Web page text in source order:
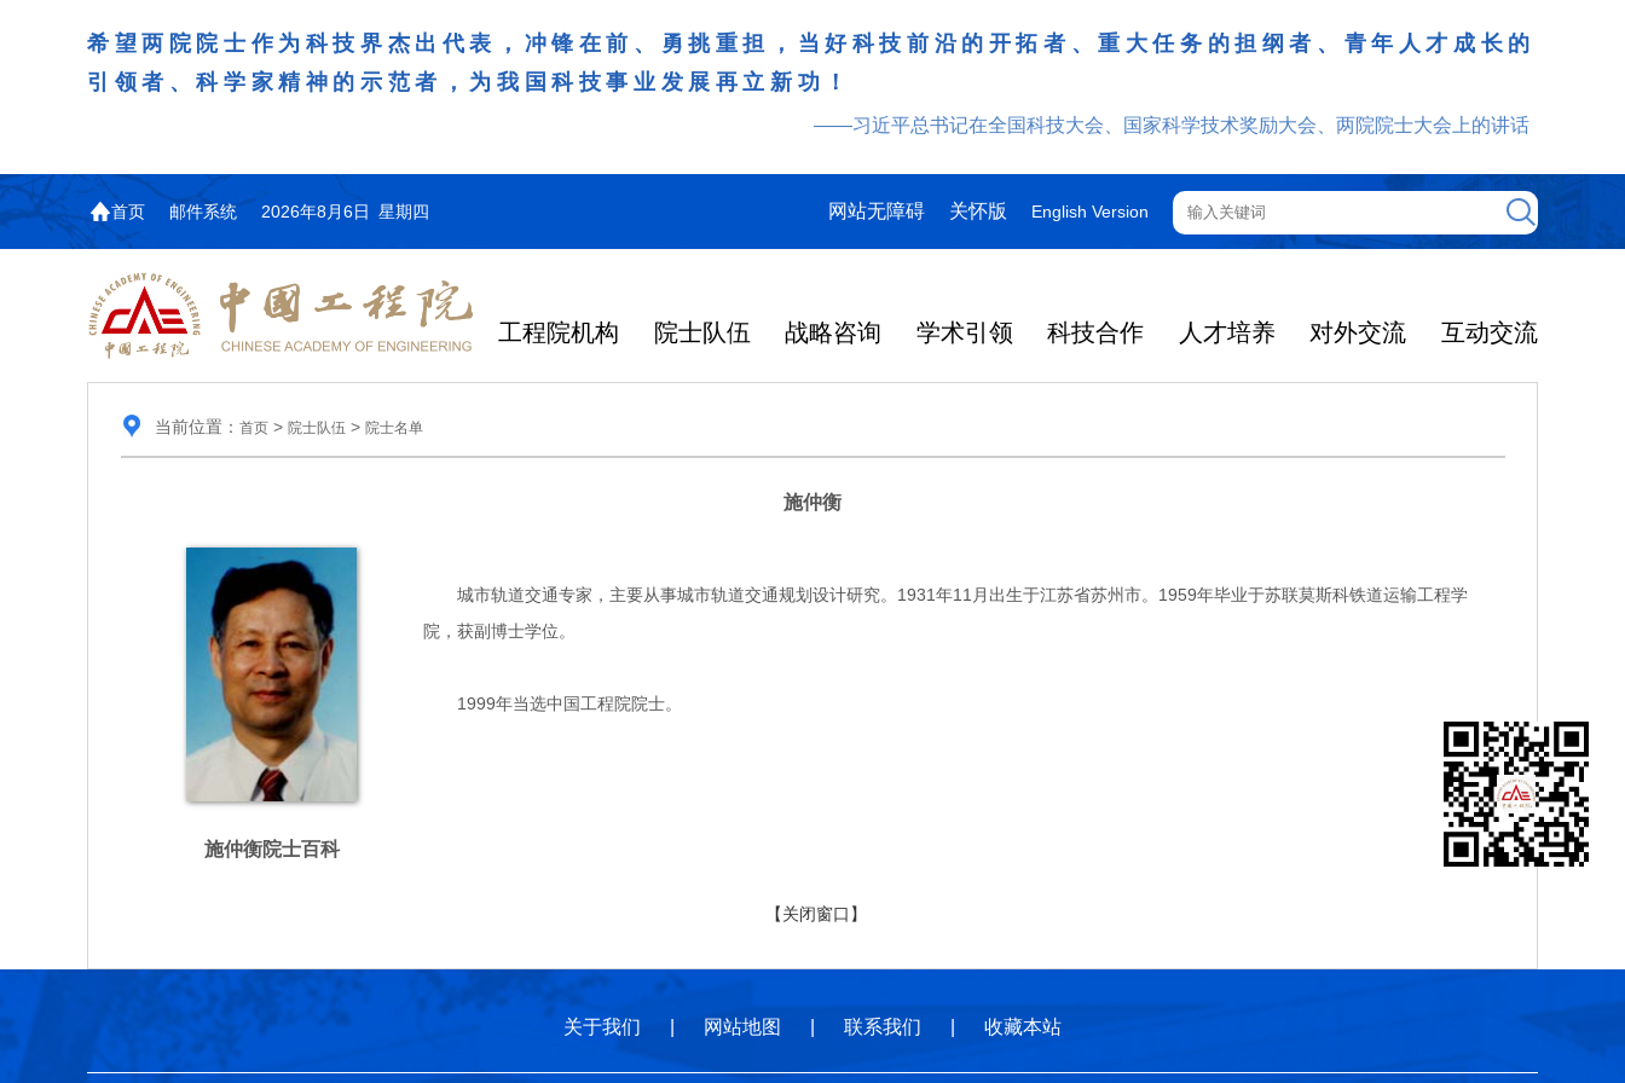
希望两院院士作为科技界杰出代表，冲锋在前、勇挑重担，当好科技前沿的开拓者、重大任务的担纲者、青年人才成长的
引领者、科学家精神的示范者，为我国科技事业发展再立新功！
——习近平总书记在全国科技大会、国家科学技术奖励大会、两院院士大会上的讲话
首页 邮件系统 2026年8月6日 星期四 网站无障碍 关怀版 English Version
工程院机构 院士队伍 战略咨询 学术引领 科技合作 人才培养 对外交流 互动交流
当前位置： 首页> 院士队伍 > 院士名单
施仲衡
施仲衡院士百科
城市轨道交通专家，主要从事城市轨道交通规划设计研究。1931年11月出生于江苏省苏州市。1959年毕业于苏联莫斯科铁道运输工程学
院，获副博士学位。
1999年当选中国工程院院士。
【关闭窗口】
关于我们 网站地图 联系我们 收藏本站